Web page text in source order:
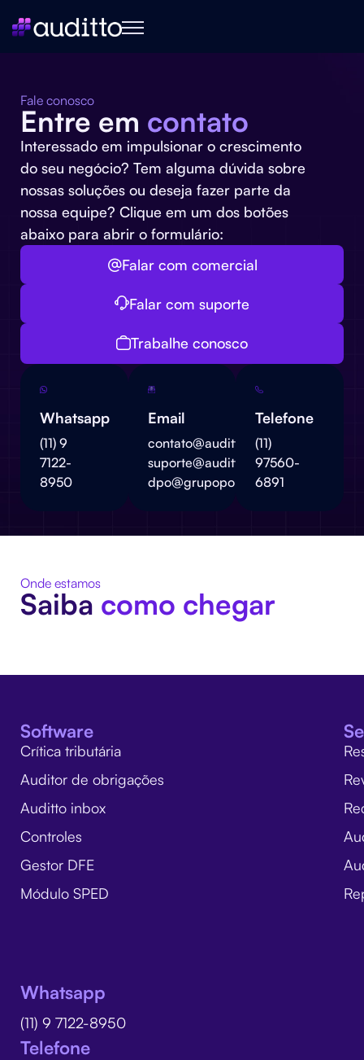
Fale conosco
Entre em contato
Interessado em impulsionar o crescimento
do seu negócio? Tem alguma dúvida sobre
nossas soluções ou deseja fazer parte da
nossa equipe? Clique em um dos botões
abaixo para abrir o formulário:
Falar com comercial
Falar com suporte
Trabalhe conosco
Whatsapp
(11) 9
7122-
8950
Email
contato@auditto.com.br
suporte@auditto.com.br
dpo@grupopomin.com.br
Telefone
(11)
97560-
6891
Onde estamos
Saiba como chegar
Software
Crítica tributária
Auditor de obrigações
Auditto inbox
Controles
Gestor DFE
Módulo SPED
Whatsapp
(11) 9 7122-8950
Telefone